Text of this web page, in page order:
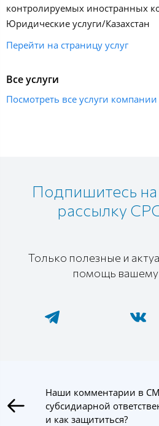
контролируемых иностранных
Юридические услуги/Казахстан
Перейти на страницу услуг
Все услуги
Посмотреть все услуги компании
Подпишитесь
рассылку
Только полезные и
помощь вашему
Наши комментарии в
субсидиарной
и как защититься?